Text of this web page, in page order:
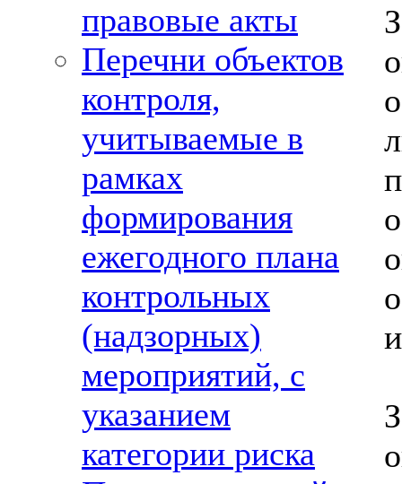
правовые акты
Перечни объектов
контроля,
учитываемые в
рамках
формирования
ежегодного плана
контрольных
(надзорных)
мероприятий, с
указанием
категории риска